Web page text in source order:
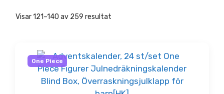
Visar 121–140 av 259 resultat
One Piece